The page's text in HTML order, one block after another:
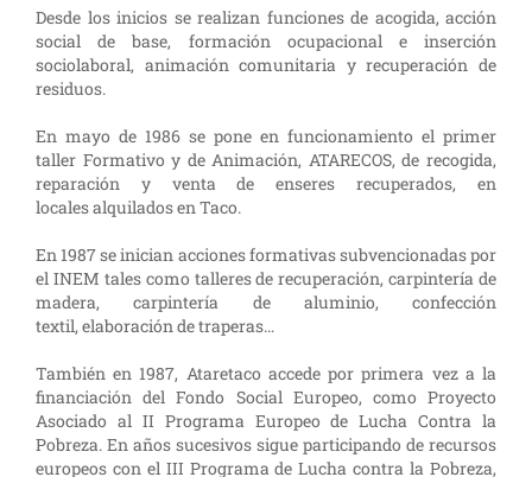
Desde los inicios se realizan funciones de acogida, acción
social de base, formación ocupacional e inserción
sociolaboral, animación comunitaria y recuperación de
residuos.
En mayo de 1986 se pone en funcionamiento el primer
taller Formativo y de Animación, ATARECOS, de recogida,
reparación y venta de enseres recuperados, en
locales alquilados en Taco.
En 1987 se inician acciones formativas subvencionadas por
el INEM tales como talleres de recuperación, carpintería de
madera, carpintería de aluminio, confección
textil, elaboración de traperas…
También en 1987, Ataretaco accede por primera vez a la
financiación del Fondo Social Europeo, como Proyecto
Asociado al II Programa Europeo de Lucha Contra la
Pobreza. En años sucesivos sigue participando de recursos
europeos con el III Programa de Lucha contra la Pobreza,